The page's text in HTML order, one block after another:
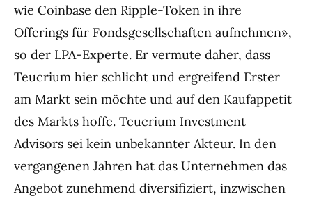
wie Coinbase den Ripple-Token in ihre
Offerings für Fondsgesellschaften aufnehmen»,
so der LPA-Experte. Er vermute daher, dass
Teucrium hier schlicht und ergreifend Erster
am Markt sein möchte und auf den Kaufappetit
des Markts hoffe. Teucrium Investment
Advisors sei kein unbekannter Akteur. In den
vergangenen Jahren hat das Unternehmen das
Angebot zunehmend diversifiziert, inzwischen